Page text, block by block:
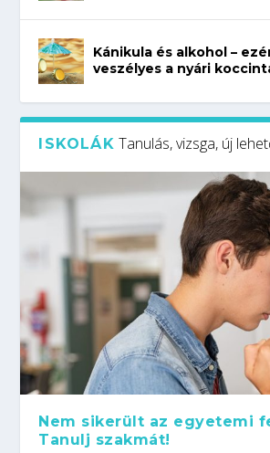
Kánikula és alkohol –
veszélyes a nyári
ISKOLÁK Tanulás, vizsga, új
Nem sikerült az egyetemi
Tanulj szakmát!